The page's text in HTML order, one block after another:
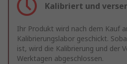
Kalibriert und
Ihr Produkt wird nach dem Kauf
Kalibrierungslabor geschickt.
ist, wird die Kalibrierung und der
Werktagen abgeschlossen.